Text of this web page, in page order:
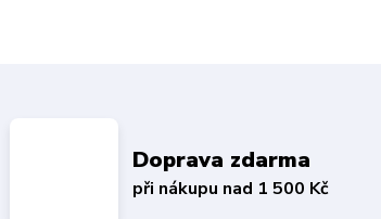
Doprava zdarma
při nákupu nad 1 500 Kč